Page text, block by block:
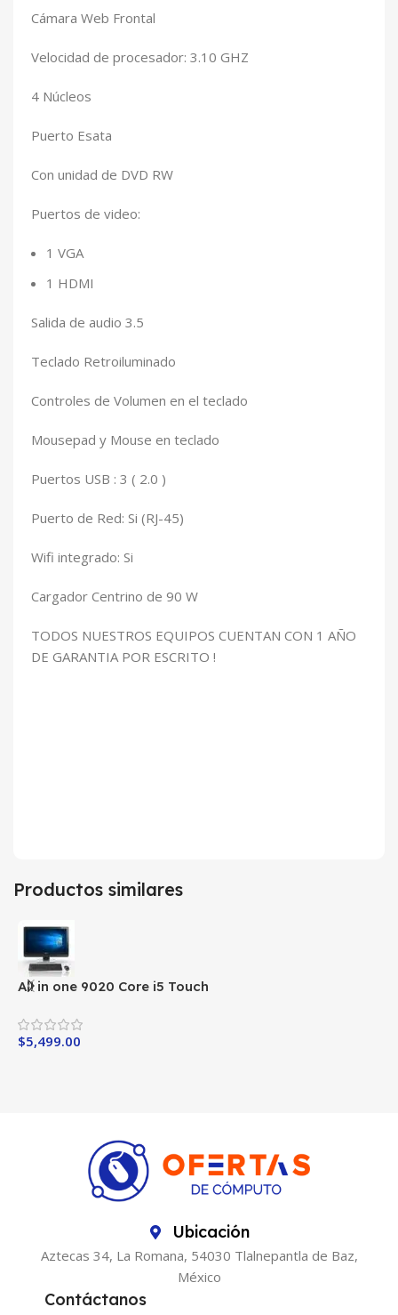
Cámara Web Frontal
Velocidad de procesador: 3.10 GHZ
4 Núcleos
Puerto Esata
Con unidad de DVD RW
Puertos de video:
1 VGA
1 HDMI
Salida de audio 3.5
Teclado Retroiluminado
Controles de Volumen en el teclado
Mousepad y Mouse en teclado
Puertos USB : 3 ( 2.0 )
Puerto de Red: Si (RJ-45)
Wifi integrado: Si
Cargador Centrino de 90 W
TODOS NUESTROS EQUIPOS CUENTAN CON 1 AÑO
DE GARANTIA POR ESCRITO !
Productos similares
All in one 9020 Core i5 Touch
$5,499.00
Ubicación
Aztecas 34, La Romana, 54030 Tlalnepantla de Baz,
México
Contáctanos